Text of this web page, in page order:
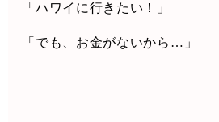
「ハワイに行きたい！」
「でも、お金がないから … 」